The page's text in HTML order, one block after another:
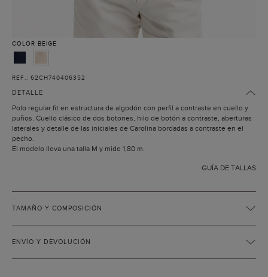
COLOR BEIGE
REF.: 62CH740406352
DETALLE
Polo regular fit en estructura de algodón con perfil a contraste en cuello y
puños. Cuello clásico de dos botones, hilo de botón a contraste, aberturas
laterales y detalle de las iniciales de Carolina bordadas a contraste en el
pecho.
El modelo lleva una talla M y mide 1,80 m.
GUÍA DE TALLAS
TAMAÑO Y COMPOSICIÓN
ENVÍO Y DEVOLUCIÓN